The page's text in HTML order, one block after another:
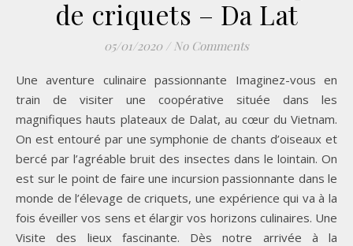
de criquets – Da Lat
05/01/2020 / No Comments
Une aventure culinaire passionnante Imaginez-vous en
train de visiter une coopérative située dans les
magnifiques hauts plateaux de Dalat, au cœur du Vietnam.
On est entouré par une symphonie de chants d’oiseaux et
bercé par l’agréable bruit des insectes dans le lointain. On
est sur le point de faire une incursion passionnante dans le
monde de l’élevage de criquets, une expérience qui va à la
fois éveiller vos sens et élargir vos horizons culinaires. Une
Visite des lieux fascinante. Dès notre arrivée à la